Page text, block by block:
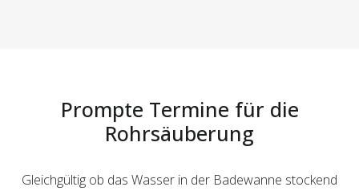
Prompte Termine für die
Rohrsäuberung
Gleichgültig ob das Wasser in der Badewanne stockend